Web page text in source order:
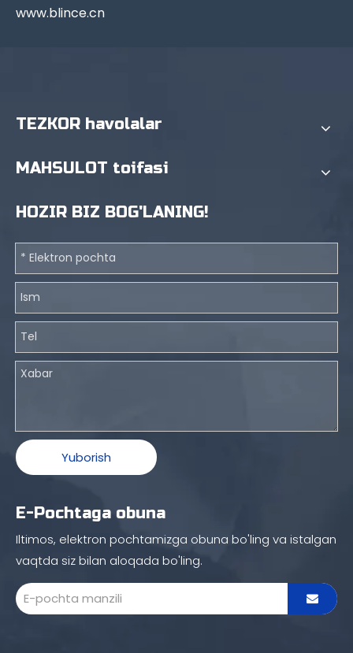
www.blince.cn
TEZKOR havolalar
MAHSULOT toifasi
HOZIR BIZ BOG'LANING!
Yuborish
E-Pochtaga obuna
Iltimos, elektron pochtamizga obuna bo'ling va istalgan
vaqtda siz bilan aloqada bo'ling.